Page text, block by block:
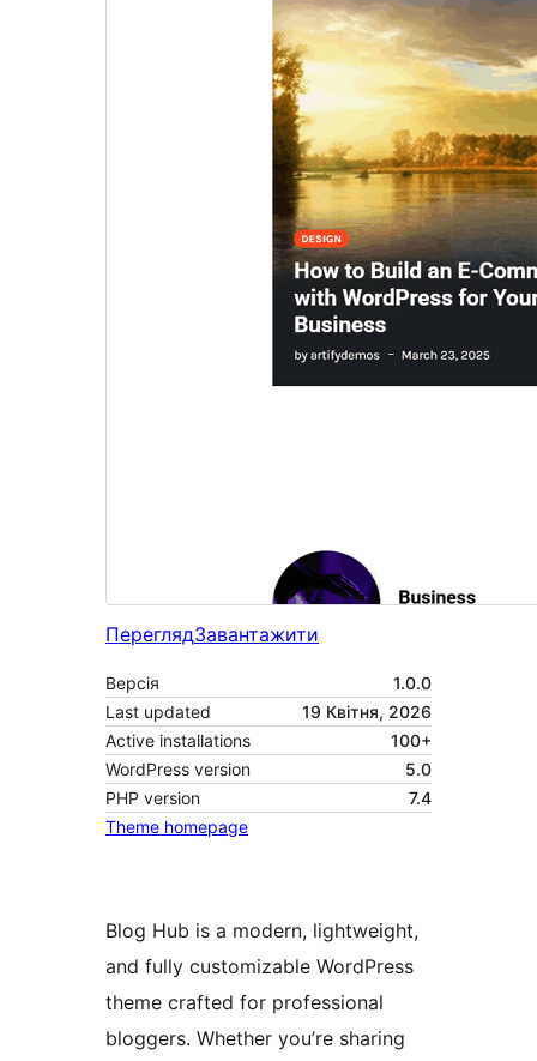
ПереглядЗавантажити
Версія
1.0.0
Last updated
19 Квітня, 2026
Active installations
100+
WordPress version
5.0
PHP version
7.4
Theme homepage
Blog Hub is a modern, lightweight,
and fully customizable WordPress
theme crafted for professional
bloggers. Whether you’re sharing